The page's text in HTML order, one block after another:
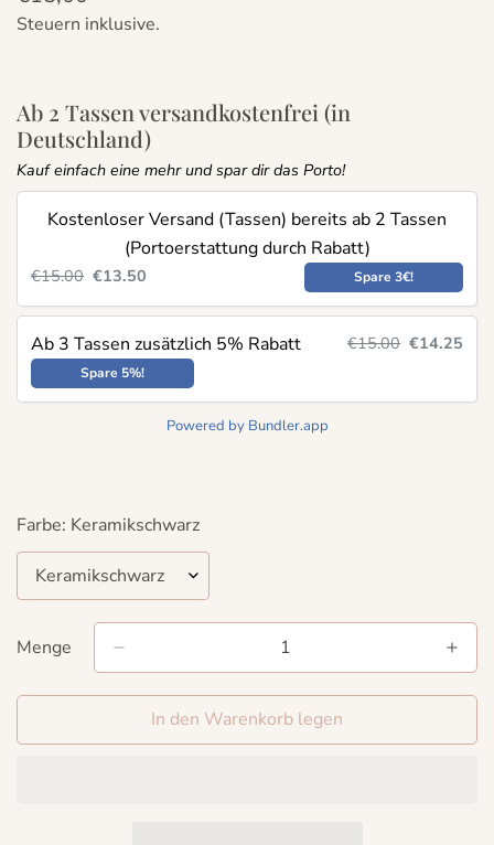
Preis
Steuern inklusive.
Ab 2 Tassen versandkostenfrei (in
Deutschland)
Kauf einfach eine mehr und spar dir das Porto!
Kostenloser Versand (Tassen) bereits ab 2 Tassen
(Portoerstattung durch Rabatt)
€15.00 €13.50 Spare 3€!
Ab 3 Tassen zusätzlich 5% Rabatt €15.00 €14.25
Spare 5%!
Powered by Bundler.app
Farbe: Keramikschwarz
Menge
In den Warenkorb legen